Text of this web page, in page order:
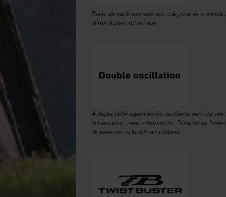
Roda dentada usinada por máquina de
ótima fluidez rotacional.
A dupla bobinagem do fio oscilante permite
sucessivas, sem solavancos. Durante as
de perucas reduzido ao mínimo.